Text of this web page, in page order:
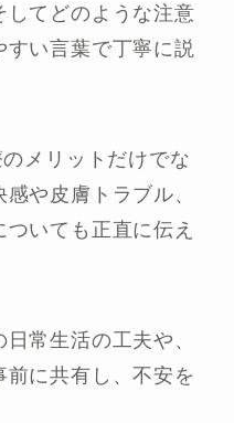
てどのような注意
い言葉で丁寧に説
メリットだけでな
や皮膚トラブル、
いても正直に伝え
常生活の工夫や、
に共有し、不安を